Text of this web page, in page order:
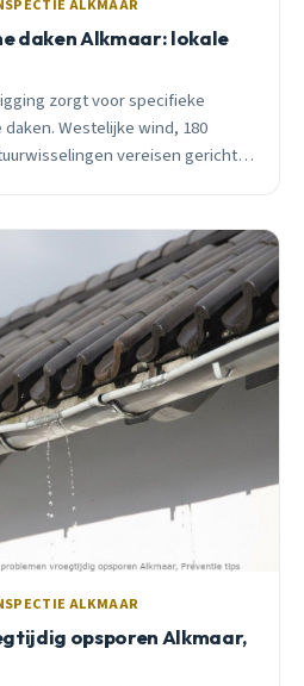
ALKMAAR
daken Alkmaar: lokale
zorgt voor specifieke
Westelijke wind, 180
vereisen gerichte
ALKMAAR
opsporen Alkmaar,